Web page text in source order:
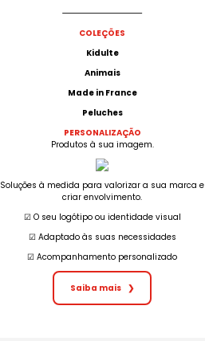
COLEÇÕES
Kidulte
Animais
Made in France
Peluches
PERSONALIZAÇÃO
Produtos à sua imagem.
Soluções à medida para valorizar a sua marca e
criar envolvimento.
☑︎ O seu logótipo ou identidade visual
☑︎ Adaptado às suas necessidades
☑︎ Acompanhamento personalizado
Saiba mais ❯